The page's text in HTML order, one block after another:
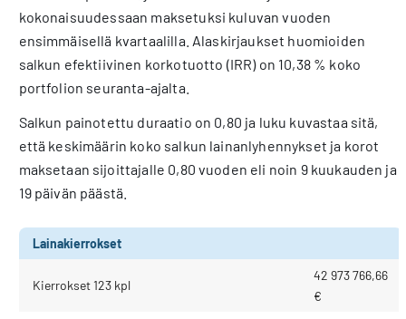
kokonaisuudessaan maksetuksi kuluvan vuoden
ensimmäisellä kvartaalilla. Alaskirjaukset huomioiden
salkun efektiivinen korkotuotto (IRR) on 10,38 % koko
portfolion seuranta-ajalta.
Salkun painotettu duraatio on 0,80 ja luku kuvastaa sitä,
että keskimäärin koko salkun lainanlyhennykset ja korot
maksetaan sijoittajalle 0,80 vuoden eli noin 9 kuukauden ja
19 päivän päästä.
Lainakierrokset
Kierrokset 123 kpl
42 973 766,66
€